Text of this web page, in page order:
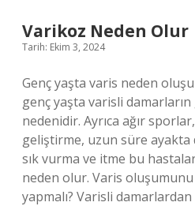
Varikoz Neden Olur
Tarih: Ekim 3, 2024
Genç yaşta varis neden
genç yaşta varisli
nedenidir. Ayrıca ağır
geliştirme, uzun süre ayakta
sık vurma ve itme bu
neden olur. Varis
yapmalı? Varisli